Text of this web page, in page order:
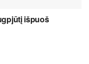
išpuoš